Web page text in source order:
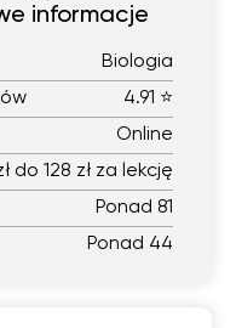
informacje
Biologia
4.91 ⭐
Online
do 128 zł za lekcję
Ponad 81
Ponad 44